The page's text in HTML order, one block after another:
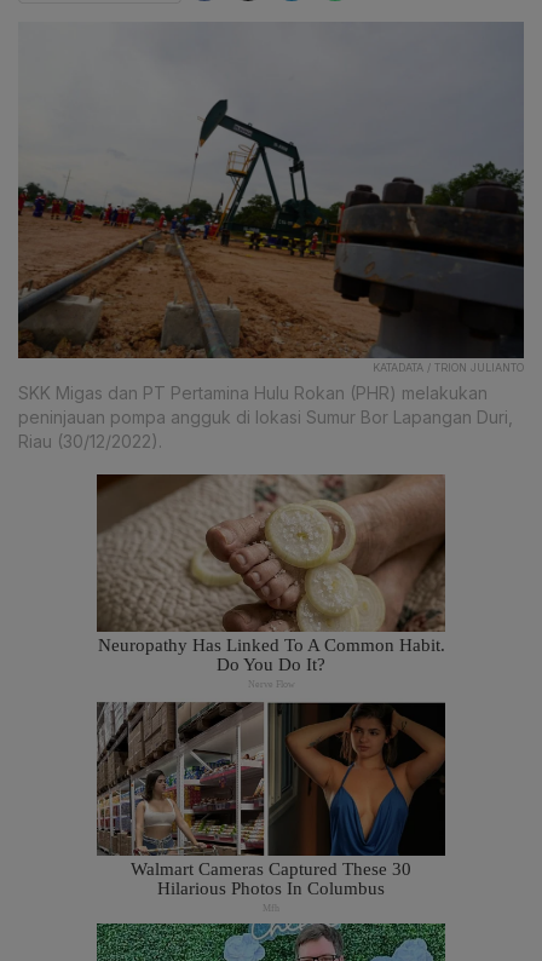
KATADATA / TRION JULIANTO
SKK Migas dan PT Pertamina Hulu Rokan (PHR) melakukan
peninjauan pompa angguk di lokasi Sumur Bor Lapangan Duri,
Riau (30/12/2022).